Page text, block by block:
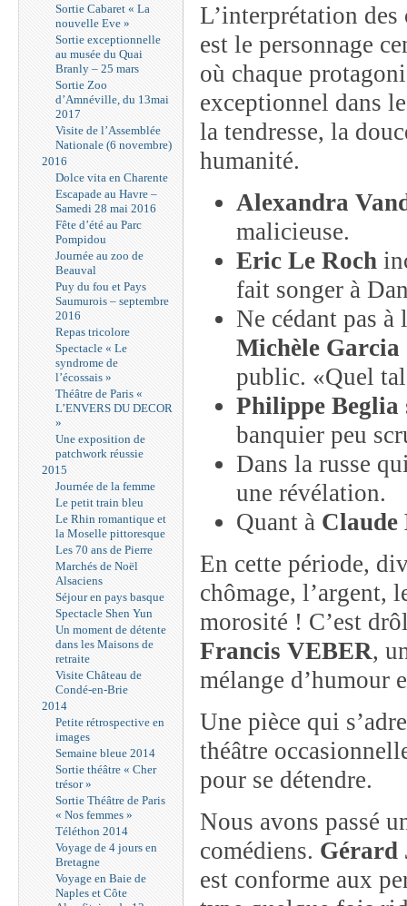
Sortie Cabaret « La
nouvelle Eve »
Sortie exceptionnelle
au musée du Quai
Branly – 25 mars
Sortie Zoo
d’Amnéville, du 13mai
2017
Visite de l’Assemblée
Nationale (6 novembre)
2016
Dolce vita en Charente
Escapade au Havre –
Samedi 28 mai 2016
Fête d’été au Parc
Pompidou
Journée au zoo de
Beauval
Puy du fou et Pays
Saumurois – septembre
2016
Repas tricolore
Spectacle « Le
syndrome de
l’écossais »
Théâtre de Paris «
L’ENVERS DU DECOR
»
Une exposition de
patchwork réussie
2015
Journée de la femme
Le petit train bleu
Le Rhin romantique et
la Moselle pittoresque
Les 70 ans de Pierre
Marchés de Noël
Alsaciens
Séjour en pays basque
Spectacle Shen Yun
Un moment de détente
dans les Maisons de
retraite
Visite Château de
Condé-en-Brie
2014
Petite rétrospective en
images
Semaine bleue 2014
Sortie théâtre « Cher
trésor »
Sortie Théâtre de Paris
« Nos femmes »
Téléthon 2014
Voyage de 4 jours en
Bretagne
Voyage en Baie de
Naples et Côte
L’interprétation des
est le personnage
où chaque
exceptionnel dans
la tendresse, la
humanité.
Alexandra
malicieuse.
Eric Le Roch
fait songer à
Ne cédant pas
Michèle Garcia
public. «Quel
Philippe Beglia
banquier peu
Dans la russe
une révélation.
Quant à Claude
En cette période,
chômage, l’argent,
morosité ! C’est
Francis VEBER,
mélange d’humour
Une pièce qui
théâtre
pour se détendre.
Nous avons passé
comédiens. Gérard
est conforme aux